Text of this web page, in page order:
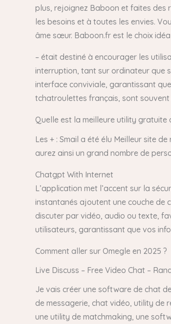
plus, rejoignez Baboon et faites des
les besoins et à toutes les envies.
âme sœur. Baboon.fr est le choix
– était destiné à encourager les
interruption, tant sur ordinateur que
interface conviviale, garantissant
tchatroulettes français, sont souvent
Quelle est la meilleure utility gratuite
Les + : Smail a été élu Meilleur site
aurez ainsi un grand nombre de
Chatgpt With Internet
L’application met l’accent sur la
instantanés ajoutent une couche de
discuter par vidéo, audio ou texte,
utilisateurs, garantissant que vos
Comment aller sur Omegle en 2025 ?
Live Discuss – Free Video Chat –
Je vais créer une software de chat
de messagerie, chat vidéo, utility de
une utility de matchmaking, une